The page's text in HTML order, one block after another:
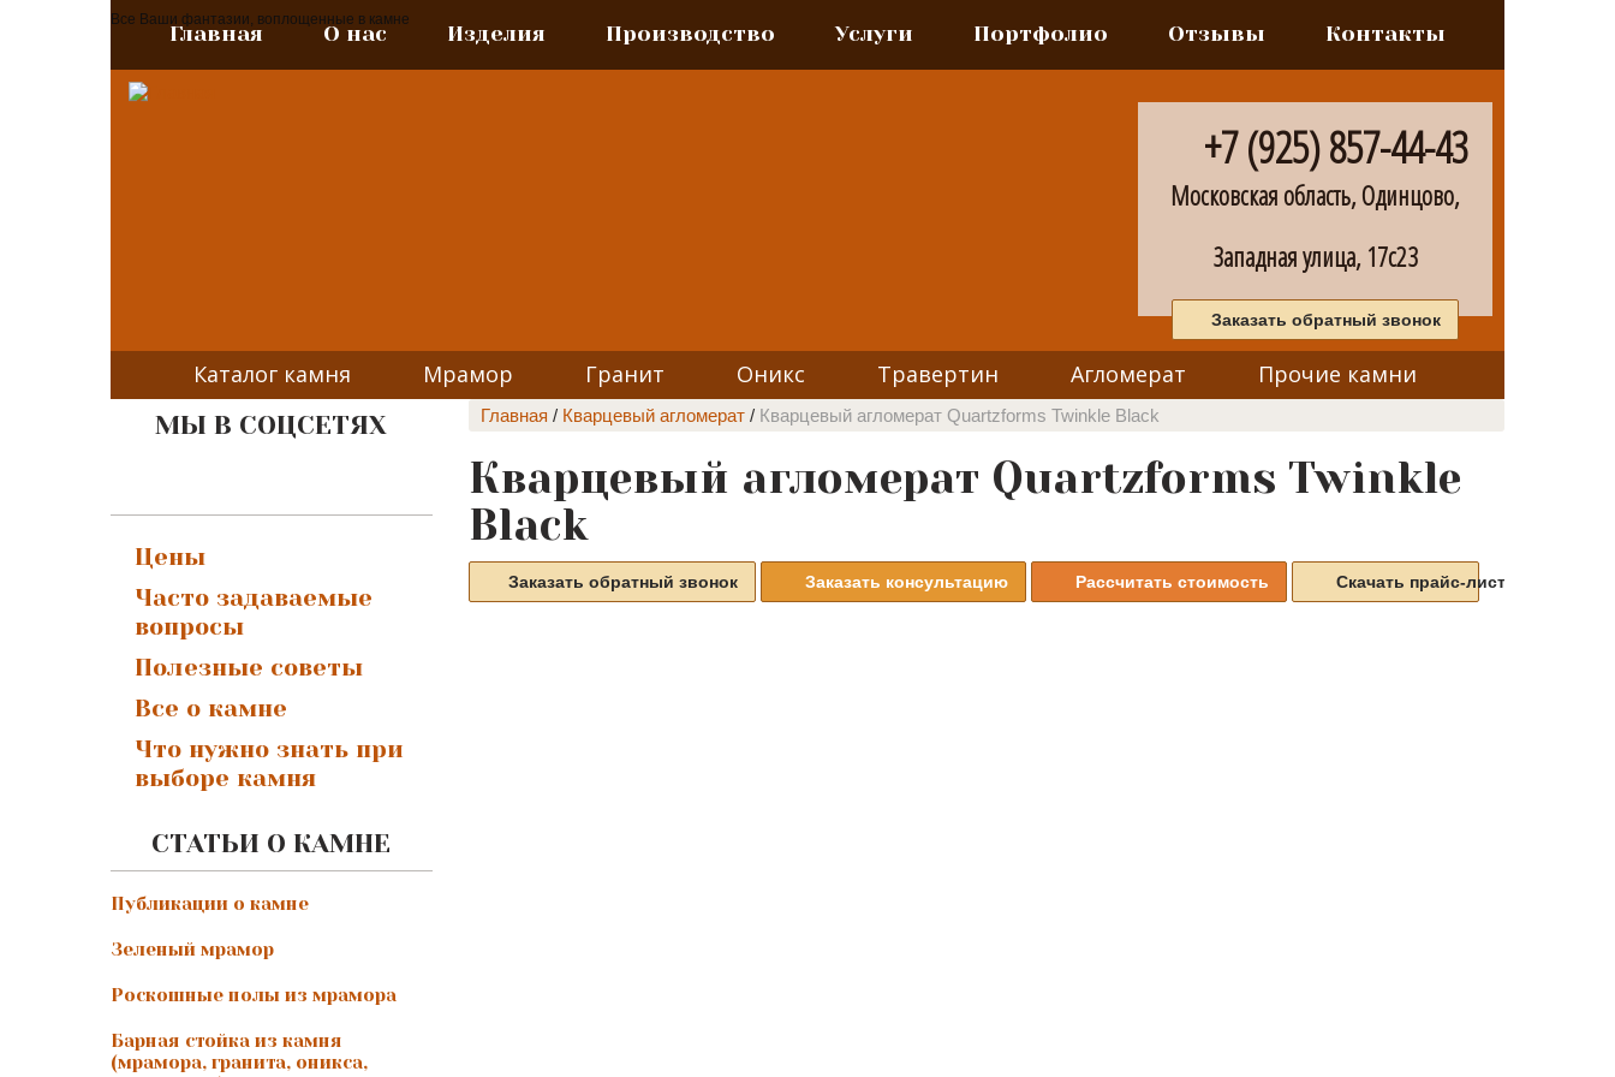
Все Ваши фантазии, воплощенные в камне
Главная О нас Изделия Производство Услуги Портфолио Отзывы Контакты
+7 (925) 857-44-43
Московская область, Одинцово,
Западная улица, 17с23
Заказать обратный звонок
Каталог камня Мрамор Гранит Оникс Травертин Агломерат Прочие камни
МЫ В СОЦСЕТЯХ
Цены
Часто задаваемые
вопросы
Полезные советы
Все о камне
Что нужно знать при
выборе камня
СТАТЬИ О КАМНЕ
Публикации о камне
Зеленый мрамор
Роскошные полы из мрамора
Барная стойка из камня
(мрамора, гранита, оникса,
Главная / Кварцевый агломерат / Кварцевый агломерат Quartzforms Twinkle Black
Кварцевый агломерат Quartzforms Twinkle
Black
Заказать обратный звонок Заказать консультацию Рассчитать стоимость Скачать прайс-листы